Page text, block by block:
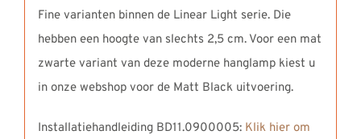
Fine varianten binnen de Linear Light serie. Die
hebben een hoogte van slechts 2,5 cm. Voor een mat
zwarte variant van deze moderne hanglamp kiest u
in onze webshop voor de Matt Black uitvoering.
Installatiehandleiding BD11.0900005: Klik hier om